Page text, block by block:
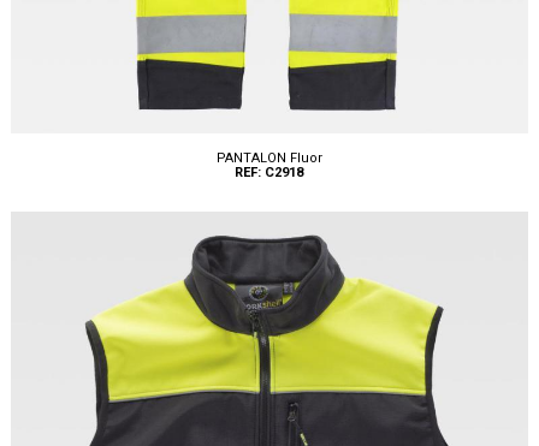
Tallas: 40, 42, 44, 46, 48, 50, 52, 54, 56
PANTALON Fluor
REF: C2918